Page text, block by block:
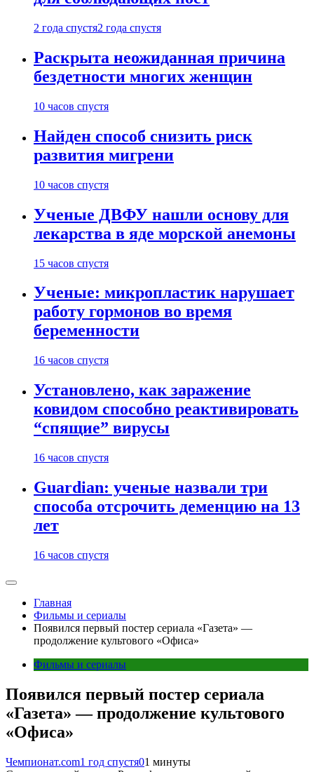
2 года спустя2 года спустя
Раскрыта неожиданная причина
бездетности многих женщин
10 часов спустя
Найден способ снизить риск
развития мигрени
10 часов спустя
Ученые ДВФУ нашли основу для
лекарства в яде морской анемоны
15 часов спустя
Ученые: микропластик нарушает
работу гормонов во время
беременности
16 часов спустя
Установлено, как заражение
ковидом способно реактивировать
“спящие” вирусы
16 часов спустя
Guardian: ученые назвали три
способа отсрочить деменцию на 13
лет
16 часов спустя
Главная
Фильмы и сериалы
Появился первый постер сериала «Газета» —
продолжение культового «Офиса»
Фильмы и сериалы
Появился первый постер сериала
«Газета» — продолжение культового
«Офиса»
Чемпионат.com1 год спустя01 минуты